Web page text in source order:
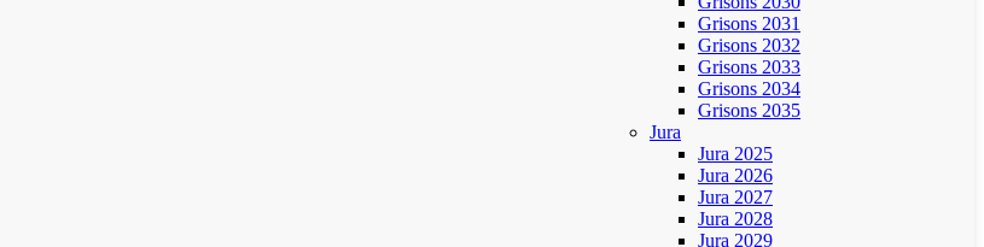
Grisons 2031
Grisons 2032
Grisons 2033
Grisons 2034
Grisons 2035
Jura
Jura 2025
Jura 2026
Jura 2027
Jura 2028
Jura 2029